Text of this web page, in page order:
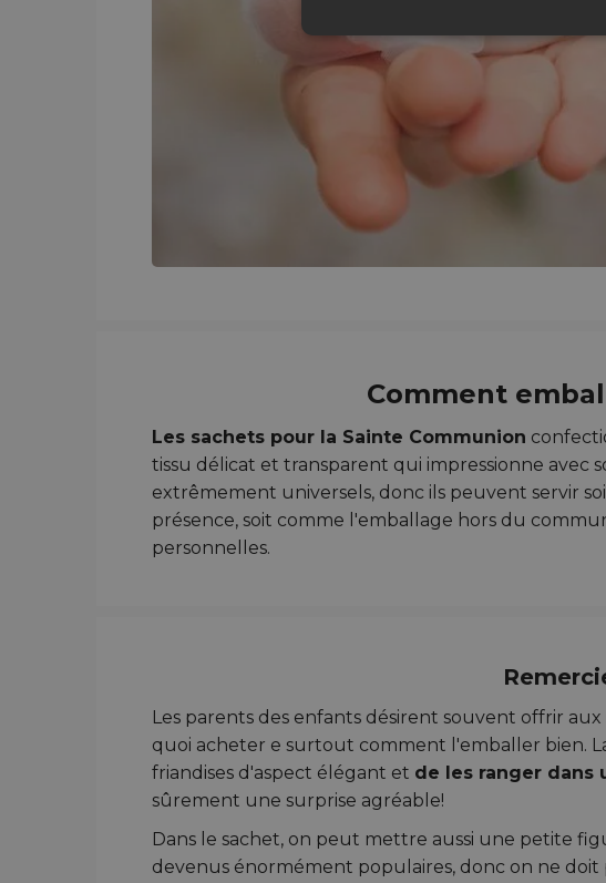
Comment
Les sachets pour la Sainte Communion
tissu délicat et transparent qui impressionne avec
extrêmement universels, donc ils peuvent servir
présence, soit comme l'emballage hors du
personnelles.
Les parents des enfants désirent souvent offrir
quoi acheter e surtout comment l'emballer bien.
friandises d'aspect élégant et de les ranger dans
sûrement une surprise agréable!
Dans le sachet, on peut mettre aussi une petite
devenus énormément populaires, donc on ne